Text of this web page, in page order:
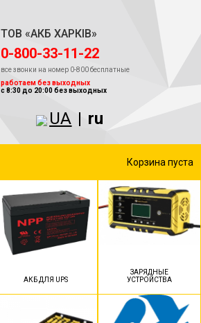
ТОВ «АКБ ХАРКІВ»
‎0-800-33-11-22
все звонки на номер 0-800 бесплатные
работаем без выходных
с 8:30 до 20:00 без выходных
UA | ru
Корзина пуста
АКБ ДЛЯ UPS
ЗАРЯДНЫЕ
УСТРОЙСТВА